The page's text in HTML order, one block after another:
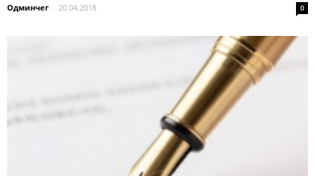
Одминчег - 20.04.2018 0